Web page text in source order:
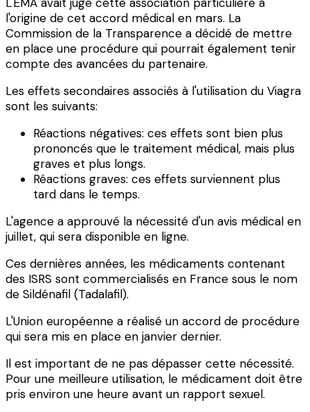
l'origine de cet accord médical en mars. La
Commission de la Transparence a décidé de mettre
en place une procédure qui pourrait également tenir
compte des avancées du partenaire.
Les effets secondaires associés à l'utilisation du Viagra
sont les suivants:
Réactions négatives: ces effets sont bien plus
prononcés que le traitement médical, mais plus
graves et plus longs.
Réactions graves: ces effets surviennent plus
tard dans le temps.
L'agence a approuvé la nécessité d'un avis médical en
juillet, qui sera disponible en ligne.
Ces dernières années, les médicaments contenant
des ISRS sont commercialisés en France sous le nom
de Sildénafil (Tadalafil).
L'Union européenne a réalisé un accord de procédure
qui sera mis en place en janvier dernier.
Il est important de ne pas dépasser cette nécessité.
Pour une meilleure utilisation, le médicament doit être
pris environ une heure avant un rapport sexuel.